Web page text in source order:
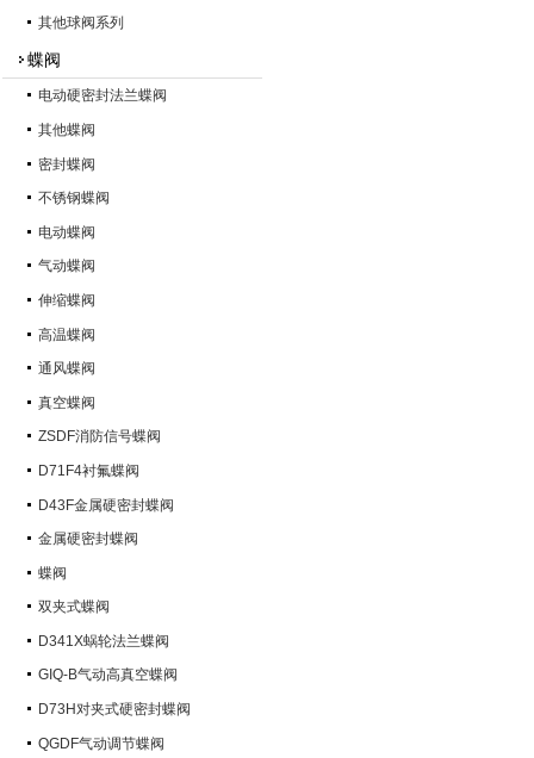
其他球阀系列
蝶阀
电动硬密封法兰蝶阀
其他蝶阀
密封蝶阀
不锈钢蝶阀
电动蝶阀
气动蝶阀
伸缩蝶阀
高温蝶阀
通风蝶阀
真空蝶阀
ZSDF消防信号蝶阀
D71F4衬氟蝶阀
D43F金属硬密封蝶阀
金属硬密封蝶阀
蝶阀
双夹式蝶阀
D341X蜗轮法兰蝶阀
GIQ-B气动高真空蝶阀
D73H对夹式硬密封蝶阀
QGDF气动调节蝶阀